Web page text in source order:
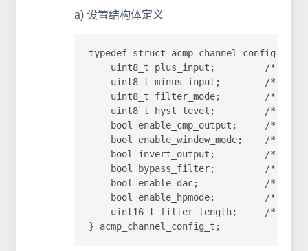
a) 设置结构体定义
typedef struct acmp_channel_config {
uint8_t plus_input;         /* 正极
uint8_t minus_input;        /* 负极
uint8_t filter_mode;        /* 滤波
uint8_t hyst_level;         /* 迟滞
bool enable_cmp_output;     /* 比较
bool enable_window_mode;    /* 窗口
bool invert_output;         /* 反向
bool bypass_filter;         /* 滤波
bool enable_dac;            /* 内置
bool enable_hpmode;         /* 高性
uint16_t filter_length;     /* 滤波
} acmp_channel_config_t;